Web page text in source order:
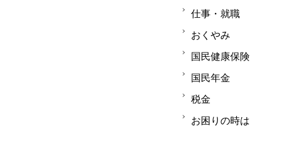
仕事・就職
おくやみ
国民健康保険
国民年金
税金
お困りの時は